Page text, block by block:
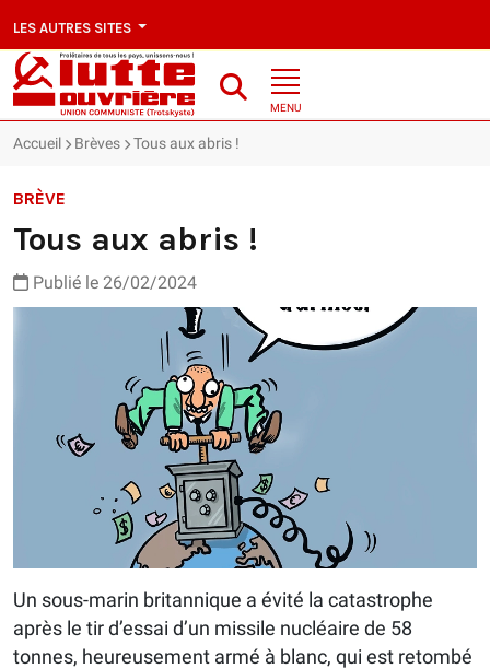
LES AUTRES SITES
MENU
Accueil Brèves Tous aux abris !
BRÈVE
Tous aux abris !
Publié le 26/02/2024
Un sous-marin britannique a évité la catastrophe
après le tir d’essai d’un missile nucléaire de 58
tonnes, heureusement armé à blanc, qui est retombé